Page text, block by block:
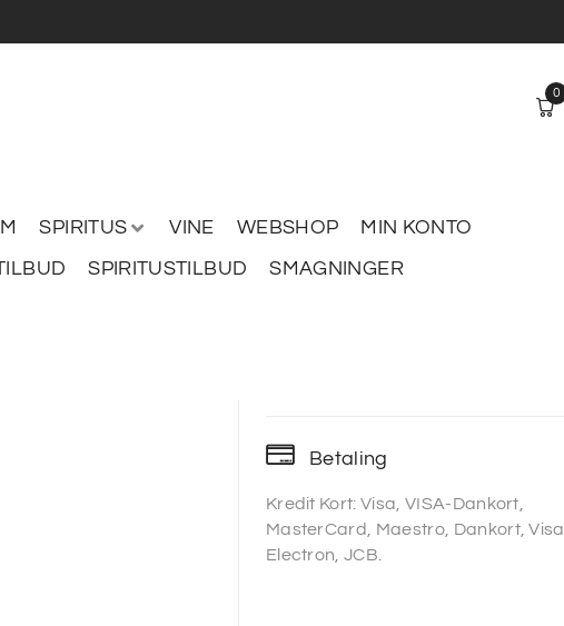
SPIRITUS VINE WEBSHOP
MIN KONTO
SPIRITUSTILBUD SMAGNINGER
0
Betaling
Kredit Kort: Visa, VISA-Dankort,
MasterCard, Maestro, Dankort, Visa
Electron, JCB.